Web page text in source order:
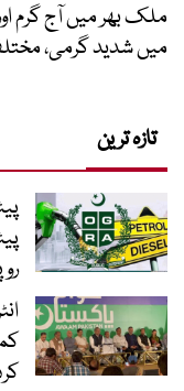
ملک بھر میں آج گرم
میں شدید گرمی،
تازہ ترین